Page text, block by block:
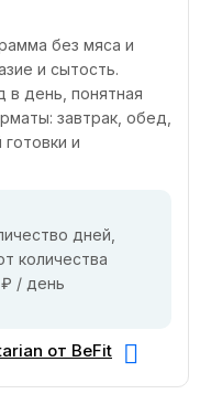
без мяса и
и сытость.
в день, понятная
завтрак, обед,
и
дней,
количества
/ день
от BeFit